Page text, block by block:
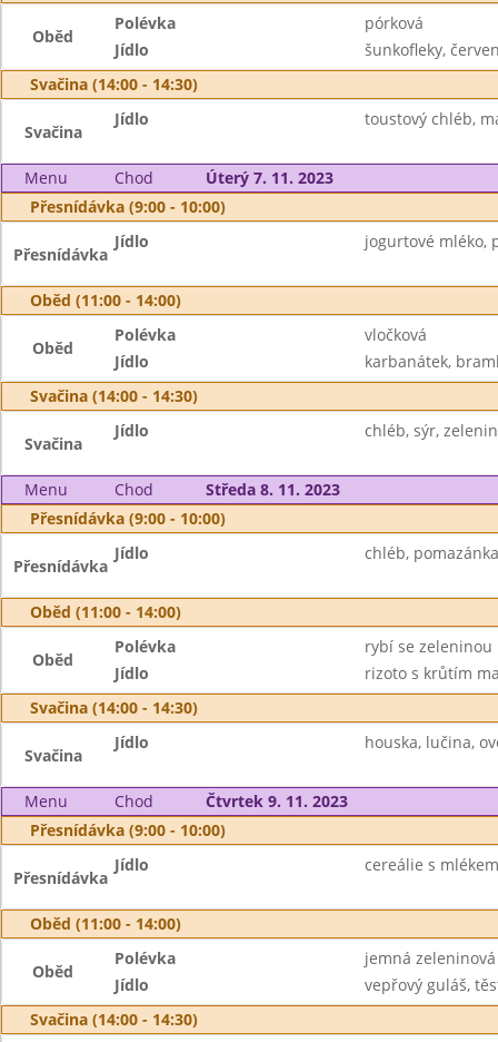
Oběd
Polévka
pórková
Jídlo
šunkofleky,
Svačina (14:00 - 14:30)
Svačina
Jídlo toustový chléb,
Menu Chod
Úterý 7. 11. 2023
Přesnídávka (9:00 - 10:00)
Přesnídávka
Jídlo jogurtové mléko,
Oběd (11:00 - 14:00)
Oběd
Polévka
vločková
Jídlo
karbanátek,
Svačina (14:00 - 14:30)
Svačina
Jídlo chléb, sýr,
Menu Chod
Středa 8. 11. 2023
Přesnídávka (9:00 - 10:00)
Přesnídávka
Jídlo chléb,
Oběd (11:00 - 14:00)
Oběd
Polévka
rybí se zeleninou
Jídlo
rizoto s krůtím
Svačina (14:00 - 14:30)
Svačina
Jídlo houska, lučina,
Menu Chod
Čtvrtek 9. 11. 2023
Přesnídávka (9:00 - 10:00)
Přesnídávka
Jídlo cereálie s
Oběd (11:00 - 14:00)
Oběd
Polévka
jemná zeleninová
Jídlo
vepřový guláš,
Svačina (14:00 - 14:30)